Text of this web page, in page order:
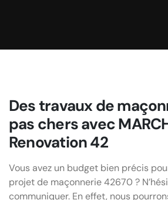
Des travaux de
pas chers avec
Renovation 42
Vous avez un budget bien précis
projet de maçonnerie 42670 ?
communiquer. En effet, nous